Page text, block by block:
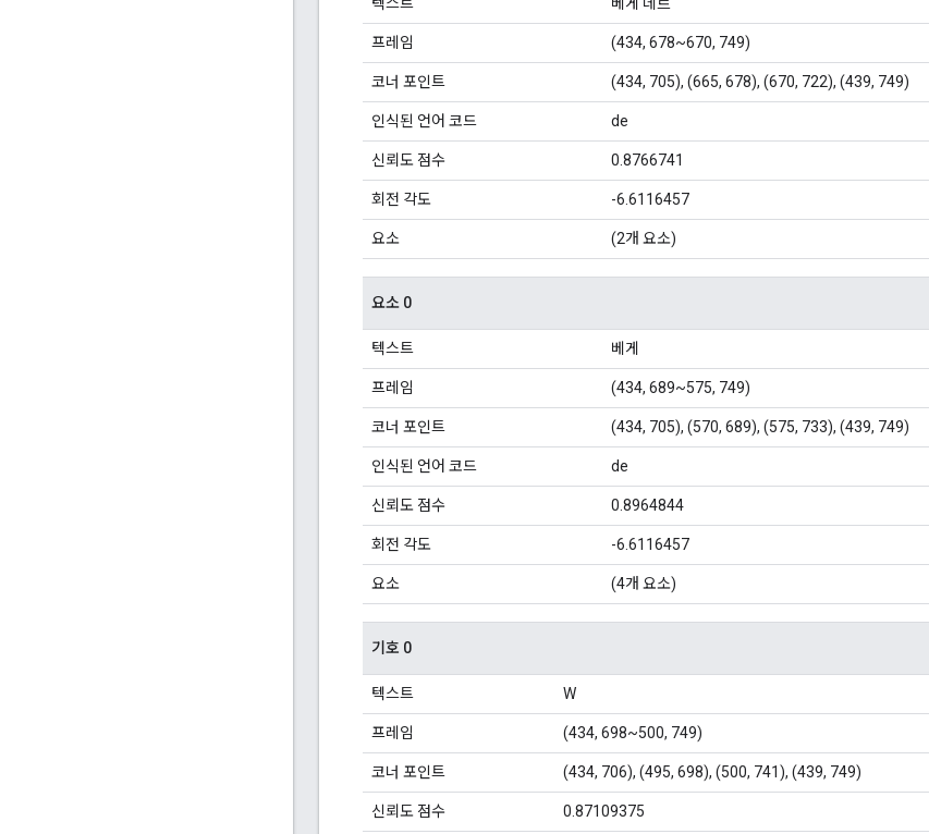
프레임 (434, 678~670, 749)
코너 포인트 (434, 705), (665, 678), (670, 722), (439, 749)
인식된 언어 코드 de
신뢰도 점수 0.8766741
회전 각도 -6.6116457
요소 (2개 요소)
요소 0
텍스트 베게
프레임 (434, 689~575, 749)
코너 포인트 (434, 705), (570, 689), (575, 733), (439, 749)
인식된 언어 코드 de
신뢰도 점수 0.8964844
회전 각도 -6.6116457
요소 (4개 요소)
기호 0
텍스트 W
프레임 (434, 698~500, 749)
코너 포인트 (434, 706), (495, 698), (500, 741), (439, 749)
신뢰도 점수 0.87109375